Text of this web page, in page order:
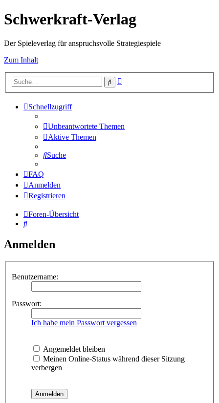
Schwerkraft-Verlag
Der Spieleverlag für anspruchsvolle Strategiespiele
Zum Inhalt
Suche
Schnellzugriff
Unbeantwortete Themen
Aktive Themen
Suche
FAQ
Anmelden
Registrieren
Foren-Übersicht
Suche
Anmelden
Benutzername:
Passwort:
Ich habe mein Passwort vergessen
Angemeldet bleiben
Meinen Online-Status während dieser Sitzung
verbergen